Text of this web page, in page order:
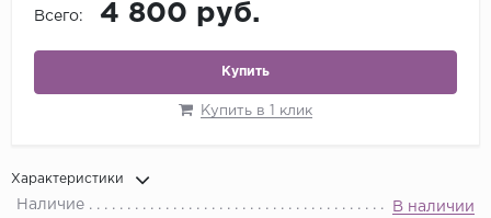
Всего: 4 800 руб.
Купить
Купить в 1 клик
Характеристики
Наличие В наличии